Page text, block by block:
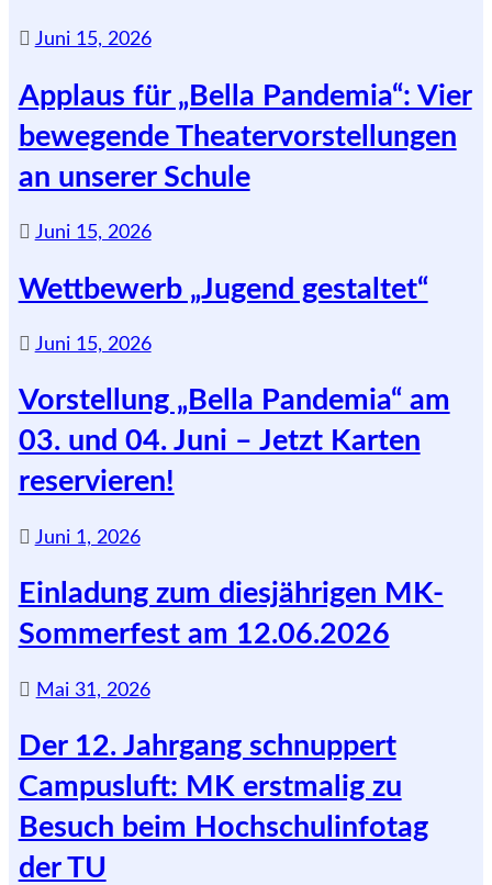
Juni 15, 2026
Applaus für „Bella Pandemia“: Vier
bewegende Theatervorstellungen
an unserer Schule
Juni 15, 2026
Wettbewerb „Jugend gestaltet“
Juni 15, 2026
Vorstellung „Bella Pandemia“ am
03. und 04. Juni – Jetzt Karten
reservieren!
Juni 1, 2026
Einladung zum diesjährigen MK-
Sommerfest am 12.06.2026
Mai 31, 2026
Der 12. Jahrgang schnuppert
Campusluft: MK erstmalig zu
Besuch beim Hochschulinfotag
der TU